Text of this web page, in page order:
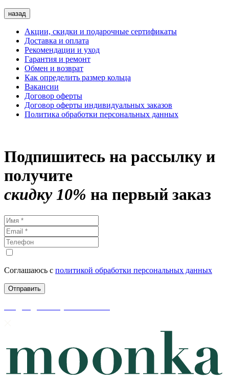
назад
Акции, скидки и подарочные сертификаты
Доставка и оплата
Рекомендации и уход
Гарантия и ремонт
Обмен и возврат
Как определить размер кольца
Вакансии
Договор оферты
Договор оферты индивидуальных заказов
Политика обработки персональных данных
Подпишитесь на рассылку и
получите
скидку 10% на первый заказ
Соглашаюсь с политикой обработки персональных данных